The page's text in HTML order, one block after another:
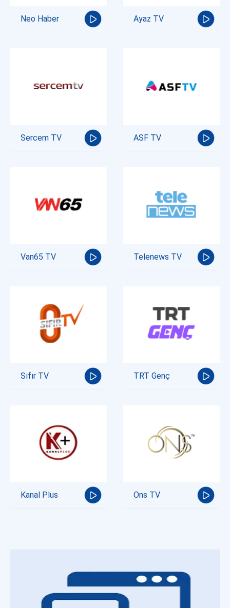
Neo Haber Ayaz TV
Sercem TV ASF TV
Van65 TV Telenews TV
Sıfır TV TRT Genç
Kanal Plus Ons TV